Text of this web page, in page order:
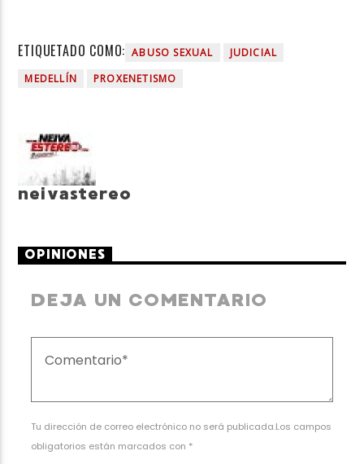
ETIQUETADO COMO: ABUSO SEXUAL
JUDICIAL
MEDELLÍN
PROXENETISMO
neivastereo
OPINIONES
DEJA UN COMENTARIO
Tu dirección de correo electrónico no será publicada.Los campos
obligatorios están marcados con *